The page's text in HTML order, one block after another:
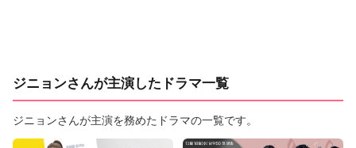
ジニョンさんが主演したドラマ一覧
ジニョンさんが主演を務めたドラマの一覧です。